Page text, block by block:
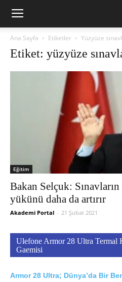
Ana Sayfa Etiketler Yüzyüze
Etiket: yüzyüze
Eğitim
Bakan Selçuk:
yükünü daha da artırır
Akademi Portal - 21 Şubat 2021
Ulefone Armor 28 Ultra Termal
Gaemisi
Armor 28 Ultra; Dünya’da Bir